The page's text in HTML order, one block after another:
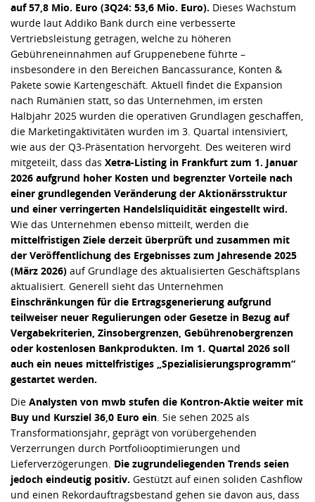
auf 57,8 Mio. Euro (3Q24: 53,6 Mio. Euro). Dieses Wachstum
wurde laut Addiko Bank durch eine verbesserte
Vertriebsleistung getragen, welche zu höheren
Gebühreneinnahmen auf Gruppenebene führte –
insbesondere in den Bereichen Bancassurance, Konten &
Pakete sowie Kartengeschäft. Aktuell findet die Expansion
nach Rumänien statt, so das Unternehmen, im ersten
Halbjahr 2025 wurden die operativen Grundlagen geschaffen,
die Marketingaktivitäten wurden im 3. Quartal intensiviert,
wie aus der Q3-Präsentation hervorgeht. Des weiteren wird
mitgeteilt, dass das Xetra-Listing in Frankfurt zum 1. Januar
2026 aufgrund hoher Kosten und begrenzter Vorteile nach
einer grundlegenden Veränderung der Aktionärsstruktur
und einer verringerten Handelsliquidität eingestellt wird.
Wie das Unternehmen ebenso mitteilt, werden die
mittelfristigen Ziele derzeit überprüft und zusammen mit
der Veröffentlichung des Ergebnisses zum Jahresende 2025
(März 2026) auf Grundlage des aktualisierten Geschäftsplans
aktualisiert. Generell sieht das Unternehmen
Einschränkungen für die Ertragsgenerierung aufgrund
teilweiser neuer Regulierungen oder Gesetze in Bezug auf
Vergabekriterien, Zinsobergrenzen, Gebührenobergrenzen
oder kostenlosen Bankprodukten. Im 1. Quartal 2026 soll
auch ein neues mittelfristiges „Spezialisierungsprogramm“
gestartet werden.
Die Analysten von mwb stufen die Kontron-Aktie weiter mit
Buy und Kursziel 36,0 Euro ein. Sie sehen 2025 als
Transformationsjahr, geprägt von vorübergehenden
Verzerrungen durch Portfoliooptimierungen und
Lieferverzögerungen. Die zugrundeliegenden Trends seien
jedoch eindeutig positiv. Gestützt auf einen soliden Cashflow
und einen Rekordauftragsbestand gehen sie davon aus, dass